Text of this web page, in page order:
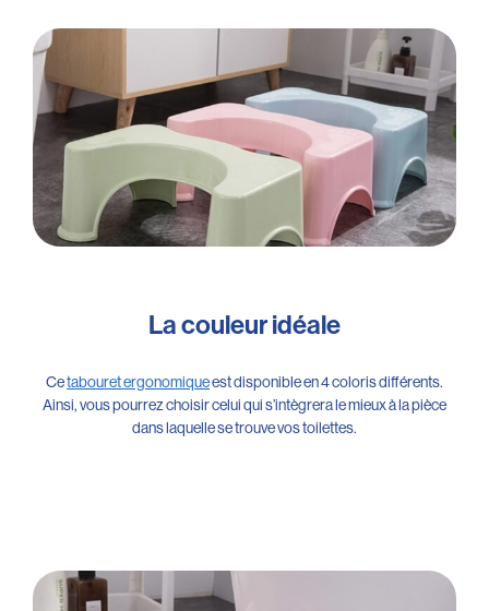
La couleur idéale
Cetabouret ergonomiqueest disponible en 4 coloris différents.
Ainsi, vous pourrez choisir celui qui s’intègrera le mieux à la pièce
dans laquelle se trouve vos toilettes.